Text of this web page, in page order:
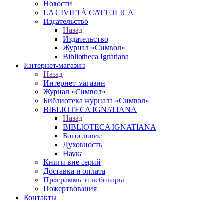
Новости
LA CIVILTÀ CATTOLICA
Издательство
Назад
Издательство
Журнал «Символ»
Bibliotheca Ignatiana
Интернет-магазин
Назад
Интернет-магазин
Журнал «Символ»
Библиотека журнала «Символ»
BIBLIOTECA IGNATIANA
Назад
BIBLIOTECA IGNATIANA
Богословие
Духовность
Наука
Книги вне серий
Доставка и оплата
Программы и вебинары
Пожертвования
Контакты